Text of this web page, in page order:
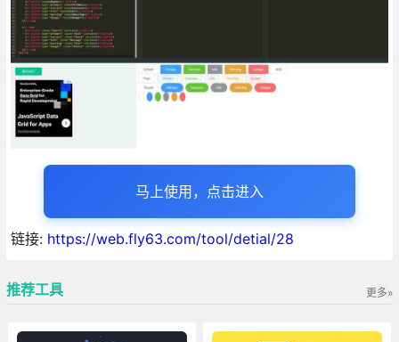
马上使用，点击进入
链接: https://web.fly63.com/tool/detial/28
推荐工具 更多»